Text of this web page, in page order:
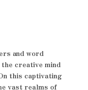
and word
creative mind
this captivating
vast realms of